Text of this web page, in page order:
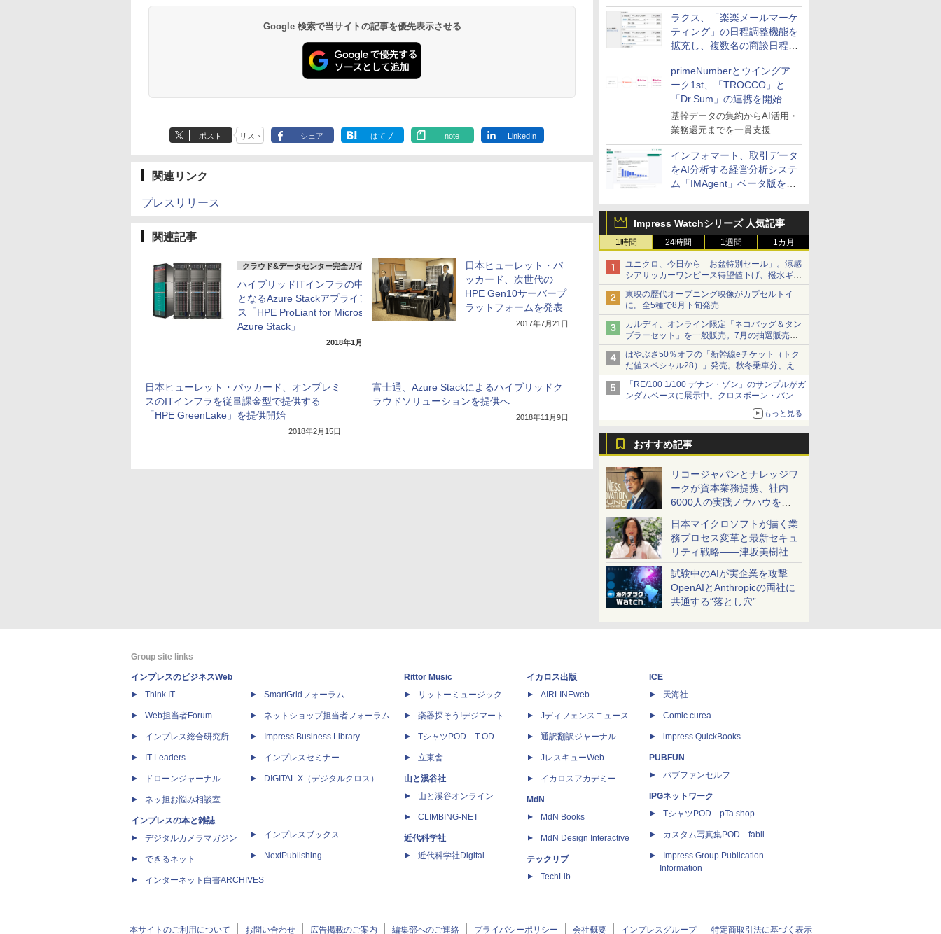
送信防止アドインサービス」
を提供
ラクス、「楽楽メールマーケ
ティング」の日程調整機能を
拡充し、複数名の商談日程調
整を効率化
primeNumberとウイングア
ーク1st、「TROCCO」と
「Dr.Sum」の連携を開始
基幹データの集約からAI活用・
業務還元までを一貫支援
インフォマート、取引データ
をAI分析する経営分析システ
ム「IMAgent」ベータ版を提
Impress Watchシリーズ 人気記事
1時間 24時間 1週間 1カ月
ユニクロ、今日から「お盆特別セール」。涼感
シアサッカーワンピース待望値下げ、撥水ギア
ショーツは1990円に
東映の歴代オープニング映像がカプセルトイ
に。全5種で8月下旬発売
カルディ、オンライン限定「ネコバッグ＆タン
ブラーセット」を一般販売。7月の抽選販売の
当選無効分
はやぶさ50％オフの「新幹線eチケット（トク
だ値スペシャル28）」発売。秋冬乗車分、えき
ねっと限定
「RE/100 1/100 デナン・ゾン」のサンプルがガ
ンダムベースに展示中。クロスボーン・バンガ
ードの制式量産機が間もなく発送【ガンダムベ
もっと見る
おすすめ記事
リコージャパンとナレッジワ
ークが資本業務提携、社内
6000人の実践ノウハウを生
かした「AI商談記録 for
RICOH」を展開へ
日本マイクロソフトが描く業
務プロセス変革と最新セキュ
リティ戦略――津坂美樹社長
が2027年度戦略を説明
試験中のAIが実企業を攻撃
OpenAIとAnthropicの両社に
共通する“落とし穴”
Google 検索で当サイトの記事を優先表示させる
ポスト リスト シェア はてブ note LinkedIn
関連リンク
プレスリリース
関連記事
クラウド&データセンター完全ガイド
ハイブリッドITインフラの中核
となるAzure Stackアプライアン
ス「HPE ProLiant for Microsoft
Azure Stack」
2018年1月26日
日本ヒューレット・パ
ッカード、次世代の
HPE Gen10サーバープ
ラットフォームを発表
2017年7月21日
日本ヒューレット・パッカード、オンプレミ
スのITインフラを従量課金型で提供する
「HPE GreenLake」を提供開始
2018年2月15日
富士通、Azure Stackによるハイブリッドク
ラウドソリューションを提供へ
2018年11月9日
Group site links
インプレスのビジネスWeb
Think IT
Web担当者Forum
インプレス総合研究所
IT Leaders
ドローンジャーナル
ネッ担お悩み相談室
インプレスの本と雑誌
デジタルカメラマガジン
できるネット
インターネット白書ARCHIVES
SmartGridフォーラム
ネットショップ担当者フォーラム
Impress Business Library
インプレスセミナー
DIGITAL X（デジタルクロス）
インプレスブックス
NextPublishing
Rittor Music
リットーミュージック
楽器探そう!デジマート
TシャツPOD T-OD
立東舎
山と溪谷社
山と溪谷オンライン
CLIMBING-NET
近代科学社
近代科学社Digital
イカロス出版
AIRLINEweb
Jディフェンスニュース
通訳翻訳ジャーナル
JレスキューWeb
イカロスアカデミー
MdN
MdN Books
MdN Design Interactive
テックリブ
TechLib
ICE
天海社
Comic curea
impress QuickBooks
PUBFUN
パブファンセルフ
IPGネットワーク
TシャツPOD pTa.shop
カスタム写真集POD fabli
Impress Group Publication
Information
本サイトのご利用について お問い合わせ 広告掲載のご案内 編集部へのご連絡 プライバシーポリシー 会社概要 インプレスグループ 特定商取引法に基づく表示